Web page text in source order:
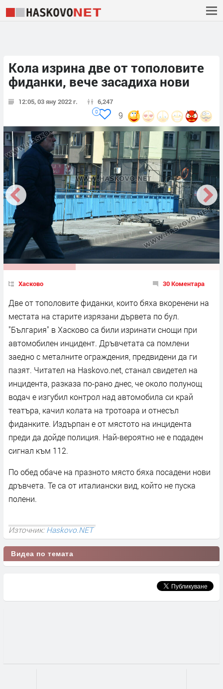
Кола изрина две от тополовите
фиданки, вече засадиха нови
12:05, 03 яну 2022 г. 6,247
9
0
Хасково 30 Коментара
Две от тополовите фиданки, които бяха вкоренени на
местата на старите изрязани дървета по бул.
"България" в Хасково са били изринати снощи при
автомобилен инцидент. Дръвчетата са помлени
заедно с металните ограждения, предвидени да ги
пазят. Читател на Haskovo.net, станал свидетел на
инцидента, разказа по-рано днес, че около полунощ
водач е изгубил контрол над автомобила си край
театъра, качил колата на тротоара и отнесъл
фиданките. Издърпан е от мястото на инцидента
преди да дойде полиция. Най-вероятно не е подаден
сигнал към 112.
По обед обаче на празното място бяха посадени нови
дръвчета. Те са от италиански вид, който не пуска
полени.
Източник:Haskovo.NET
Видеа по темата